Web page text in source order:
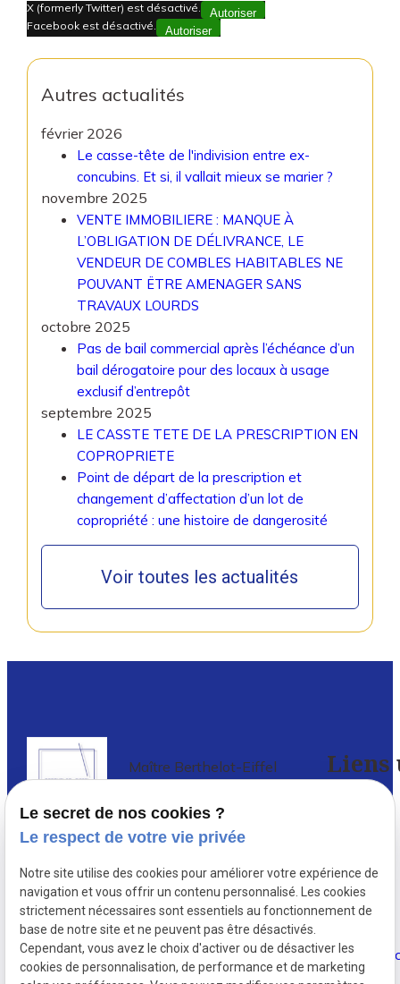
X (formerly Twitter) est désactivé.
Autoriser
Facebook est désactivé.
Autoriser
Autres actualités
février 2026
Le casse-tête de l'indivision entre ex-
concubins. Et si, il vallait mieux se marier ?
novembre 2025
VENTE IMMOBILIERE : MANQUE À
L’OBLIGATION DE DÉLIVRANCE, LE
VENDEUR DE COMBLES HABITABLES NE
POUVANT ËTRE AMENAGER SANS
TRAVAUX LOURDS
octobre 2025
Pas de bail commercial après l’échéance d’un
bail dérogatoire pour des locaux à usage
exclusif d’entrepôt
septembre 2025
LE CASSTE TETE DE LA PRESCRIPTION EN
COPROPRIETE
Point de départ de la prescription et
changement d’affectation d’un lot de
copropriété : une histoire de dangerosité
Voir toutes les actualités
Maître Berthelot-Eiffel
depuis 1987, Delphine Berthelot-
Eiffel conseille et défend de nombreux
investisseurs immobiliers ...
Liens
Votre
avocat
Actualités
Contact
Le secret de nos cookies ?
Le respect de votre vie privée
Notre site utilise des cookies pour améliorer votre expérience de
navigation et vous offrir un contenu personnalisé. Les cookies
strictement nécessaires sont essentiels au fonctionnement de
base de notre site et ne peuvent pas être désactivés.
Cependant, vous avez le choix d'activer ou de désactiver les
cookies de personnalisation, de performance et de marketing